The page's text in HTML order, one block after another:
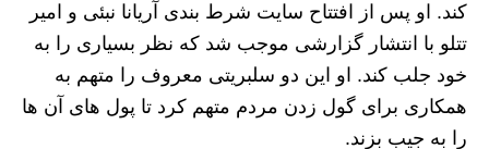
کند. او پس از افتتاح سایت شرط بندی آریانا نبئی و امیر
تتلو با انتشار گزارشی موجب شد که نظر بسیاری را به
خود جلب کند. او این دو سلبریتی معروف را متهم به
همکاری برای گول زدن مردم متهم کرد تا پول های آن ها
را به جیب بزند.